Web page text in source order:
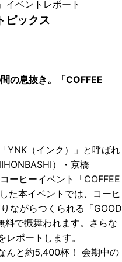
イベントレポート
ピックス
の息抜き。「COFFEE
YNK（インク）」と呼ばれ
）・京橋
ーヒーイベント「COFFEE
た本イベントでは、コーヒ
ながらつくられる「GOOD
料で振舞われます。さらな
ポートします。
んと約5,400杯！ 会期中の